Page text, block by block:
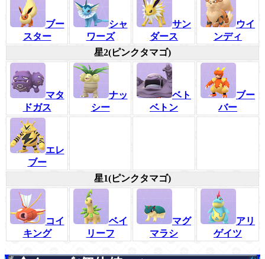
ブー
スター
シャ
ワーズ
サン
ダース
ウイ
ンディ
星2(ピンクタマゴ)
マタ
ドガス
ナッ
シー
ベト
ベトン
ブー
バー
エレ
ブー
星1(ピンクタマゴ)
コイ
キング
ベイ
リーフ
マグ
マラシ
アリ
ゲイツ